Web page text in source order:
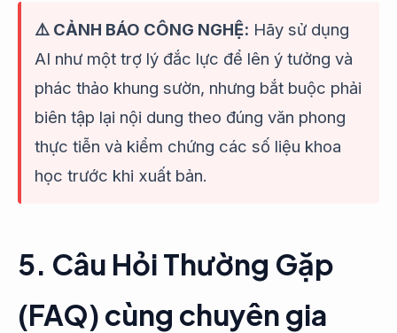
⚠️ CẢNH BÁO CÔNG NGHỆ: Hãy sử dụng
AI như một trợ lý đắc lực để lên ý tưởng và
phác thảo khung sườn, nhưng bắt buộc phải
biên tập lại nội dung theo đúng văn phong
thực tiễn và kiểm chứng các số liệu khoa
học trước khi xuất bản.
5. Câu Hỏi Thường Gặp
(FAQ) cùng chuyên gia